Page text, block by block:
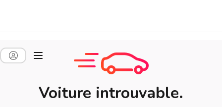
Voiture introuvable.